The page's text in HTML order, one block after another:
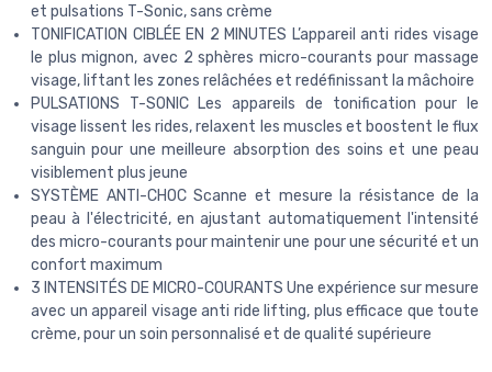
et pulsations T-Sonic, sans crème
TONIFICATION CIBLÉE EN 2 MINUTES L’appareil anti rides visage
le plus mignon, avec 2 sphères micro-courants pour massage
visage, liftant les zones relâchées et redéfinissant la mâchoire
PULSATIONS T-SONIC Les appareils de tonification pour le
visage lissent les rides, relaxent les muscles et boostent le flux
sanguin pour une meilleure absorption des soins et une peau
visiblement plus jeune
SYSTÈME ANTI-CHOC Scanne et mesure la résistance de la
peau à l'électricité, en ajustant automatiquement l'intensité
des micro-courants pour maintenir une pour une sécurité et un
confort maximum
3 INTENSITÉS DE MICRO-COURANTS Une expérience sur mesure
avec un appareil visage anti ride lifting, plus efficace que toute
crème, pour un soin personnalisé et de qualité supérieure